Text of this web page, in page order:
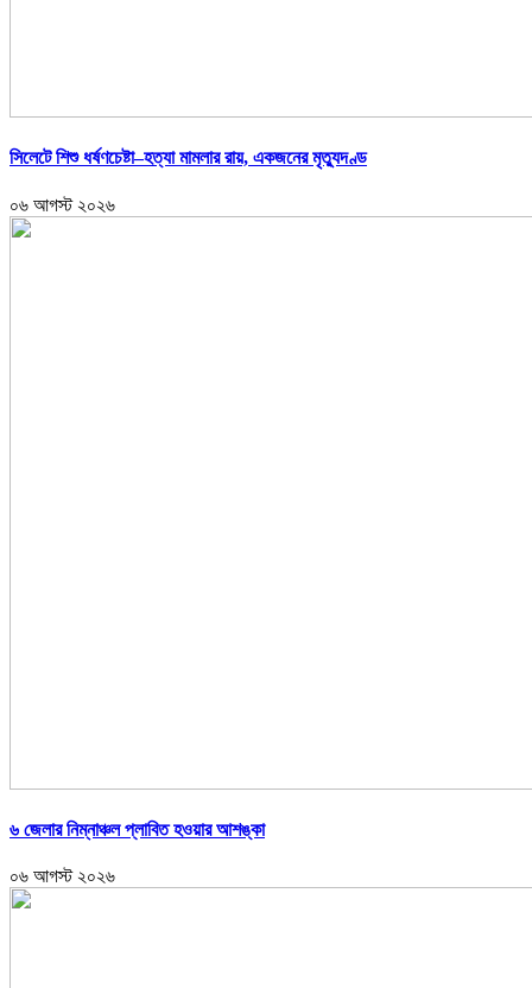
সিলেটে শিশু ধর্ষণচেষ্টা–হত্যা মামলার রায়, একজনের মৃত্যুদণ্ড
০৬ আগস্ট ২০২৬
৬ জেলার নিম্নাঞ্চল প্লাবিত হওয়ার আশঙ্কা
০৬ আগস্ট ২০২৬